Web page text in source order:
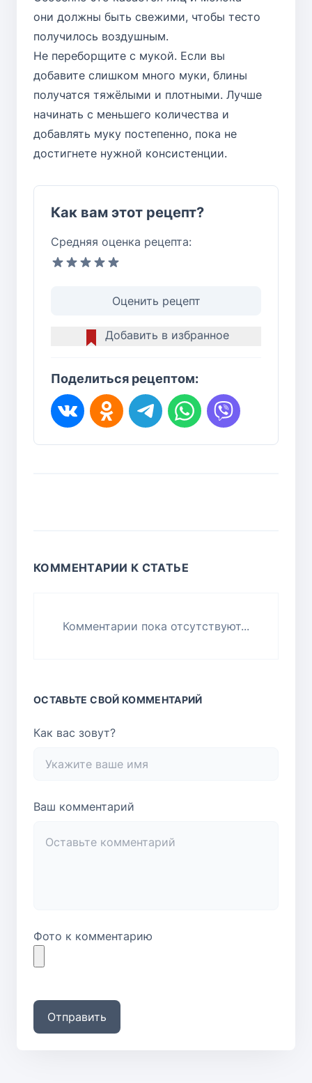
они должны быть свежими, чтобы тесто
получилось воздушным.
Не переборщите с мукой. Если вы
добавите слишком много муки, блины
получатся тяжёлыми и плотными. Лучше
начинать с меньшего количества и
добавлять муку постепенно, пока не
достигнете нужной консистенции.
Как вам этот рецепт?
Средняя оценка рецепта:
Оценить рецепт
Добавить в избранное
Поделиться рецептом:
КОММЕНТАРИИ К СТАТЬЕ
Комментарии пока отсутствуют...
ОСТАВЬТЕ СВОЙ КОММЕНТАРИЙ
Как вас зовут?
Ваш комментарий
Фото к комментарию
Отправить